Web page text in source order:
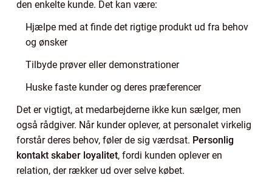
den enkelte kunde. Det kan være:
Hjælpe med at finde det rigtige produkt ud fra behov
og ønsker
Tilbyde prøver eller demonstrationer
Huske faste kunder og deres præferencer
Det er vigtigt, at medarbejderne ikke kun sælger, men
også rådgiver. Når kunder oplever, at personalet virkelig
forstår deres behov, føler de sig værdsat. Personlig
kontakt skaber loyalitet, fordi kunden oplever en
relation, der rækker ud over selve købet.